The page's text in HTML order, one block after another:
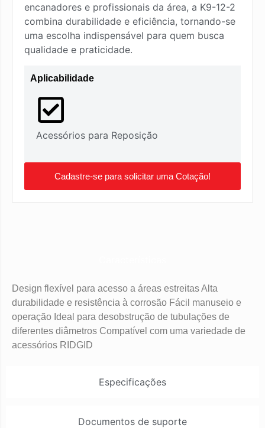
encanadores e profissionais da área, a K9-12-2
combina durabilidade e eficiência, tornando-se
uma escolha indispensável para quem busca
qualidade e praticidade.
Aplicabilidade
Acessórios para Reposição
Cadastre-se para solicitar uma Cotação!
Especificações
Documentos de suporte
Design flexível para acesso a áreas estreitas Alta
durabilidade e resistência à corrosão Fácil manuseio e
operação Ideal para desobstrução de tubulações de
diferentes diâmetros Compatível com uma variedade de
acessórios RIDGID